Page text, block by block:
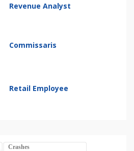
Revenue Analyst
Commissaris
Retail Employee
Crashes